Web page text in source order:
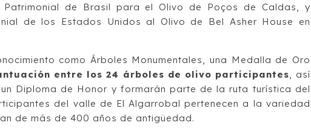
de Brasil para el Olivo de Poços de Caldas, y
de los Estados Unidos al Olivo de Bel Asher House en
como Árboles Monumentales, una Medalla de Oro
entre los 24 árboles de olivo participantes , así
Diploma de Honor y formarán parte de la ruta turística del
del valle de El Algarrobal pertenecen a la variedad
de más de 400 años de antigüedad.